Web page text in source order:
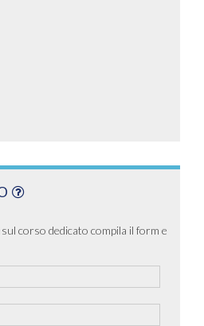
corso dedicato compila il form e